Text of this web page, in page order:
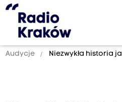
Audycje Niezwykła historia